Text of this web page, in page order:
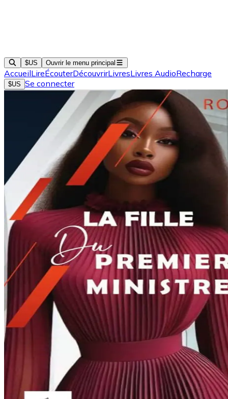
$US Ouvrir le menu principal
AccueilLireÉcouterDécouvrirLivresLivres AudioRecharge
$US Se connecter